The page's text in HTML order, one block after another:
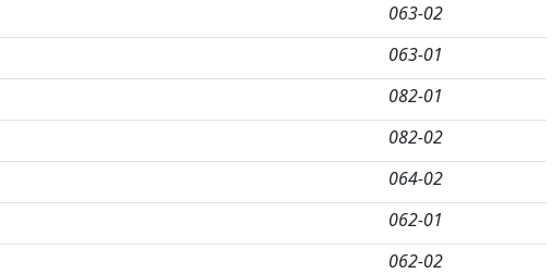
063-02
063-01
082-01
082-02
064-02
062-01
062-02